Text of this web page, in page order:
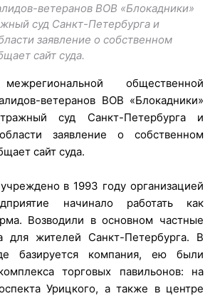
ветеранов ВОВ «Блокадники»
суд Санкт-Петербурга и
заявление о собственном
сайт суда.
общественной
ветеранов ВОВ «Блокадники»
суд Санкт-Петербурга и
заявление о собственном
сайт суда.
в 1993 году организацией
начинало работать как
Возводили в основном частные
для жителей Санкт-Петербурга. В
базируется компания, ею были
торговых павильонов: на
Урицкого, а также в центре